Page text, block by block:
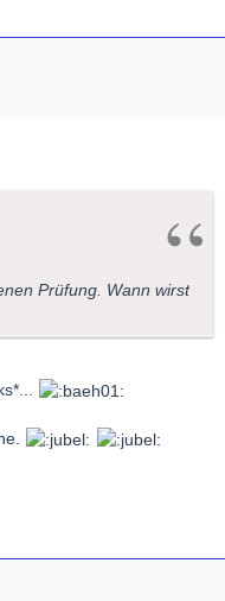
Prüfung. Wann wirst